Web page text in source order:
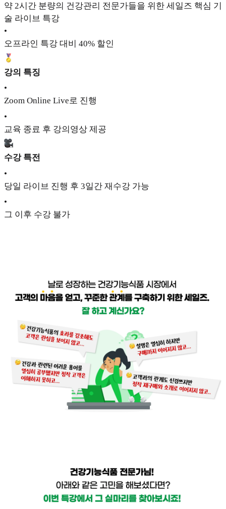
약 2시간 분량의 건강관리 전문가들을 위한 세일즈 핵심 기
술 라이브 특강
•
오프라인 특강 대비 40% 할인
강의 특징
•
Zoom Online Live로 진행
•
교육 종료 후 강의영상 제공
수강 특전
•
당일 라이브 진행 후 3일간 재수강 가능
•
그 이후 수강 불가